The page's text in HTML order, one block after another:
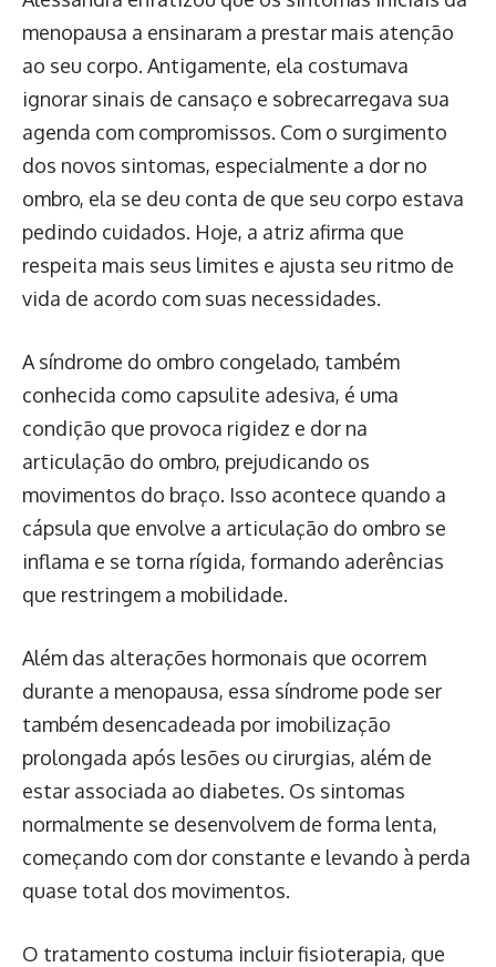
menopausa a ensinaram a prestar mais atenção
ao seu corpo. Antigamente, ela costumava
ignorar sinais de cansaço e sobrecarregava sua
agenda com compromissos. Com o surgimento
dos novos sintomas, especialmente a dor no
ombro, ela se deu conta de que seu corpo estava
pedindo cuidados. Hoje, a atriz afirma que
respeita mais seus limites e ajusta seu ritmo de
vida de acordo com suas necessidades.
A síndrome do ombro congelado, também
conhecida como capsulite adesiva, é uma
condição que provoca rigidez e dor na
articulação do ombro, prejudicando os
movimentos do braço. Isso acontece quando a
cápsula que envolve a articulação do ombro se
inflama e se torna rígida, formando aderências
que restringem a mobilidade.
Além das alterações hormonais que ocorrem
durante a menopausa, essa síndrome pode ser
também desencadeada por imobilização
prolongada após lesões ou cirurgias, além de
estar associada ao diabetes. Os sintomas
normalmente se desenvolvem de forma lenta,
começando com dor constante e levando à perda
quase total dos movimentos.
O tratamento costuma incluir fisioterapia, que